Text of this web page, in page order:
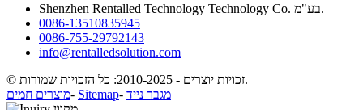
Shenzhen Rentalled Technology Technology Co. בע"מ.
0086-13510835945
0086-755-29792143
info@rentalledsolution.com
© זכויות יוצרים - 2010-2025: כל הזכויות שמורות.
מוצרים חמים- Sitemap- מגבר נייד